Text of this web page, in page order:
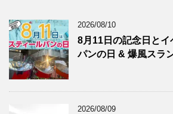
2026/08/10
8月11日の記念日と
パンの日 & 爆風スラ
2026/08/09